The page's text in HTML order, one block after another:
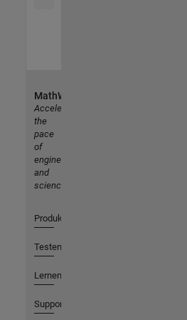
MathWorks
Accelerating
the
pace
of
engineering
and
science
Produkte
Testen oder Kaufen
Lernen
Support